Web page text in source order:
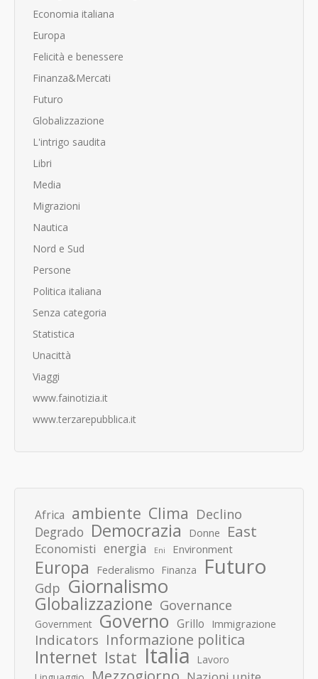
Economia italiana
Europa
Felicità e benessere
Finanza&Mercati
Futuro
Globalizzazione
L'intrigo saudita
Libri
Media
Migrazioni
Nautica
Nord e Sud
Persone
Politica italiana
Senza categoria
Statistica
Unacittà
Viaggi
www.fainotizia.it
www.terzarepubblica.it
Africa ambiente Clima Declino
Degrado Democrazia Donne East
Economisti energia Eni Environment
Europa Federalismo Finanza Futuro
Gdp Giornalismo
Globalizzazione Governance
Government Governo Grillo Immigrazione
Indicators Informazione politica
Internet Istat Italia
Lavoro